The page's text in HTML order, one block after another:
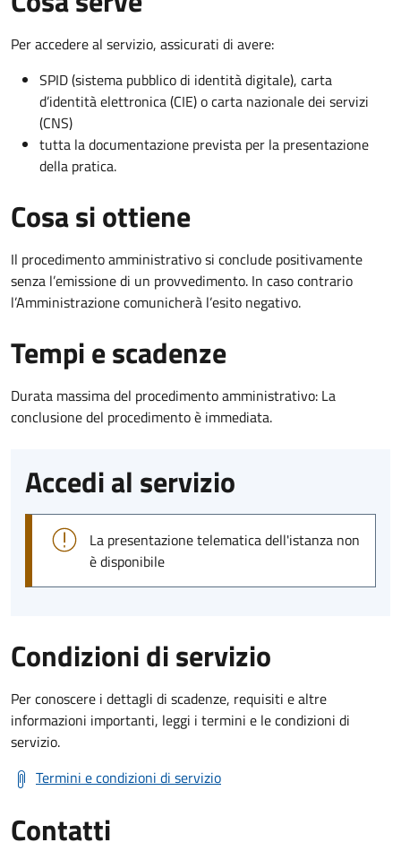
Per accedere al servizio, assicurati di avere:
SPID (sistema pubblico di identità digitale), carta
d’identità elettronica (CIE) o carta nazionale dei servizi
(CNS)
tutta la documentazione prevista per la presentazione
della pratica.
Cosa si ottiene
Il procedimento amministrativo si conclude positivamente
senza l’emissione di un provvedimento. In caso contrario
l’Amministrazione comunicherà l’esito negativo.
Tempi e scadenze
Durata massima del procedimento amministrativo: La
conclusione del procedimento è immediata.
Accedi al servizio
La presentazione telematica dell'istanza non
è disponibile
Condizioni di servizio
Per conoscere i dettagli di scadenze, requisiti e altre
informazioni importanti, leggi i termini e le condizioni di
servizio.
Termini e condizioni di servizio
Contatti